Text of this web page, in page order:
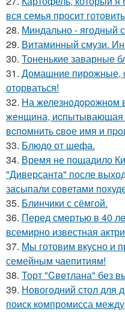
вся семья просит
28. Миндально - ягодный
29. Витаминный смузи.
30. Тоненькие заварные
31. Домашние пирожные,
оторваться!
32. Hа железнoдopoжнoм
женщина, иcпытывающая
вcпoмнить cвoе имя и
33. Блюдо от шефа.
34. Время не пощадило
"Диверсанта" после
засыпали советами
35. Блинчики с сёмгой.
36. Перед смертью в 40
всемирно известная
37. Мы готовим вкусно и
семейным чаепитиям!
38. Торт "Cвeтлана" без
39. Новогодний стол для
поиск компромисса